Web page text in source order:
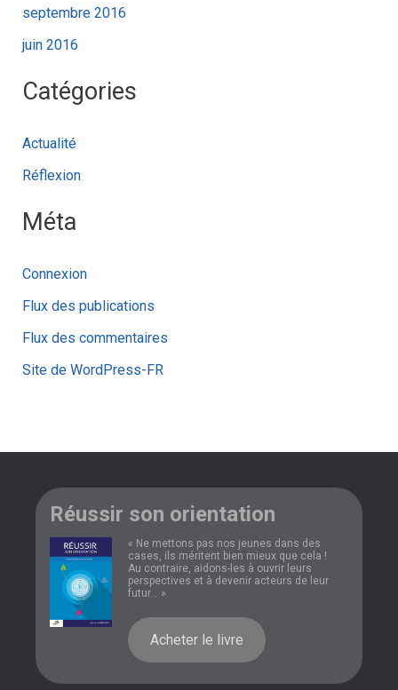
septembre 2016
juin 2016
Catégories
Actualité
Réflexion
Méta
Connexion
Flux des publications
Flux des commentaires
Site de WordPress-FR
Réussir son orientation
« Ne mettons pas nos jeunes dans des
cases, ils méritent bien mieux que cela !
Au contraire, aidons-les à ouvrir leurs
perspectives et à devenir acteurs de leur
futur... »
Acheter le livre